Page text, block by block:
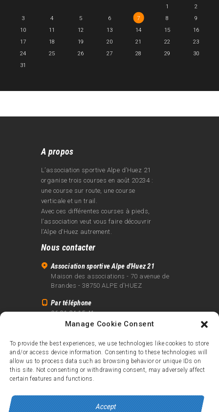
Manage Cookie Consent
To provide the best experiences, we use technologies like cookies to store
and/or access device information. Consenting to these technologies will
allow us to process data such as browsing behavior or unique IDs on
this site. Not consenting or withdrawing consent, may adversely affect
certain features and functions.
Accept
1
2
3
4 5 6 7 8
9
10
11 12 13 14 15
16
17
18 19 20 21 22
23
24
25 26 27 28 29
30
31
A propos
L’association sportive Alpe d’Huez 21
organise trois courses en août 20234 :
une course sur route, une course
verticale et un trail.
Avec ces différentes courses à pieds,
l’association veut vous faire découvrir
l’Alpe d‘Huez autrement.
Nous contacter
Association sportive Alpe d'Huez 21
Maison des associations - 70 avenue de
Brandes - 38750 ALPE d'HUEZ
Par téléphone
06 81 24 15 41
info@alpe21.fr
Mentions légales
Contact
crédits